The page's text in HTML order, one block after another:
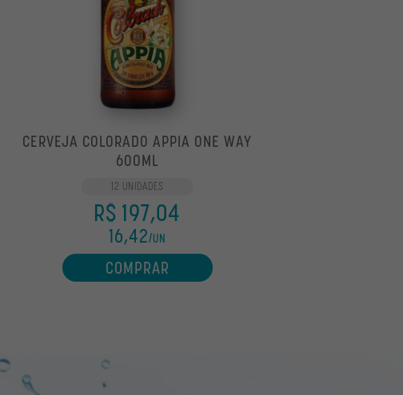
CERVEJA COLORADO APPIA ONE WAY
600ML
12 UNIDADES
R$ 197,04
16,42/UN
COMPRAR